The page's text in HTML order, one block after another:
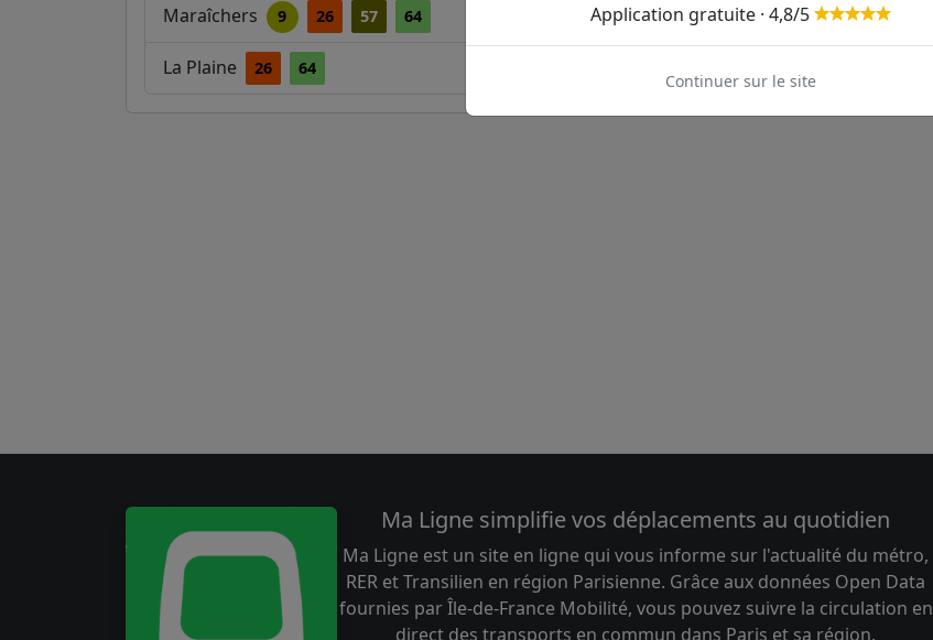
Maraîchers 9 26 57 64 563m
La Plaine 26 64
Ma Ligne simplifie vos déplacements au quotidien
Ma Ligne est un site en ligne qui vous informe sur l'actualité du métro,
RER et Transilien en région Parisienne. Grâce aux données Open Data
fournies par Île-de-France Mobilité, vous pouvez suivre la circulation en
direct des transports en commun dans Paris et sa région.
Application gratuite · 4,8/5
Continuer sur le site